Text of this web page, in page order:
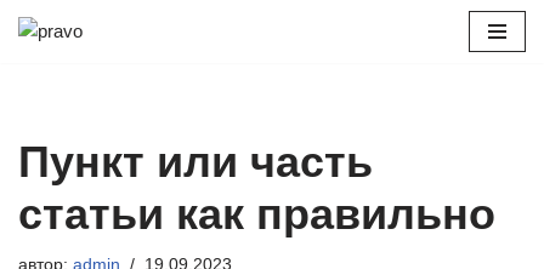
Пункт или часть
статьи как правильно
автор: admin 19.09.2023